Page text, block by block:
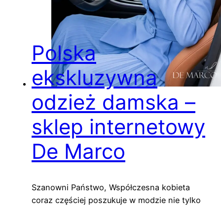
Polska
ekskluzywna
odzież damska –
sklep internetowy
De Marco
Szanowni Państwo, Współczesna kobieta
coraz częściej poszukuje w modzie nie tylko